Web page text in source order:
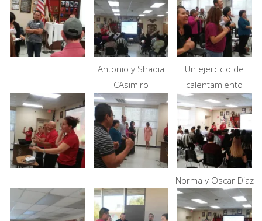
Antonio y Shadia
CAsimiro
Un ejercicio de
calentamiento
Norma y Oscar Diaz